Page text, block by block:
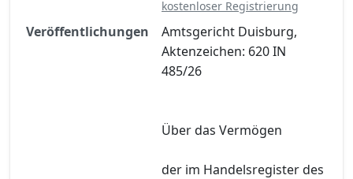
kostenloser Registrierung
Veröffentlichungen
Amtsgericht Duisburg,
Aktenzeichen: 620 IN
485/26
Über das Vermögen
der im Handelsregister des